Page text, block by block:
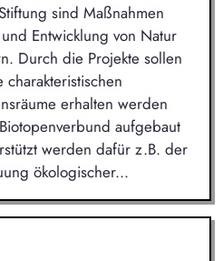
sind Maßnahmen
Entwicklung von Natur
Durch die Projekte sollen
erhalten werden
aufgebaut
werden dafür z.B. der
ökologischer...